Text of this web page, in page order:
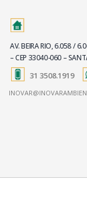
AV. BEIRA RIO, 6.058 /
– CEP 33040-060 –
31 3508.1919